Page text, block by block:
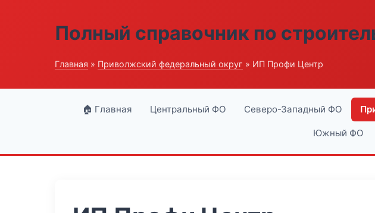
Полный справочник по
Главная » Приволжский федеральный округ » ИП Профи Центр
🏠 Главная Центральный ФО Северо-Западный ФО
Южный ФО